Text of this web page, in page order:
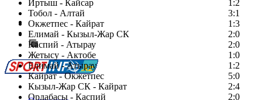
Иртыш - Кайсар
1:2
Тобол - Алтай
3:1
Окжетпес - Кайрат
1:3
Елимай - Кызыл-Жар СК
2:0
Каспий - Атырау
2:0
Жетысу - Актобе
1:0
Елимай - Атырау
1:2
Кайрат - Окжетпес
5:0
Кызыл-Жар СК - Кайрат
2:4
Ордабасы - Каспий
2:0
Есть идея?
Сообщить о мероприятии
Перейти на старый сайт